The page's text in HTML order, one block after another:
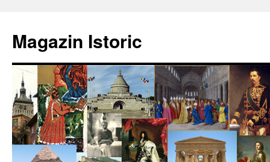
conținut
Magazin Istoric